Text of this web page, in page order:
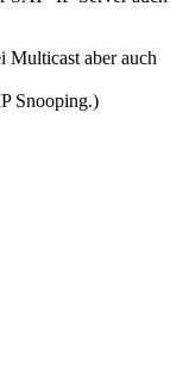
Multicast aber auch
Snooping.)